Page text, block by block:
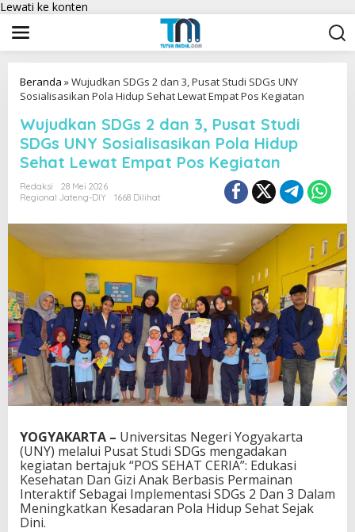
Lewati ke konten
Beranda »Wujudkan SDGs 2 dan 3, Pusat Studi SDGs UNY
Sosialisasikan Pola Hidup Sehat Lewat Empat Pos Kegiatan
Wujudkan SDGs 2 dan 3, Pusat Studi
SDGs UNY Sosialisasikan Pola Hidup
Sehat Lewat Empat Pos Kegiatan
Redaksi
28 Mei 2026
Regional Jateng-DIY
1668 Dilihat
YOGYAKARTA – Universitas Negeri Yogyakarta
(UNY) melalui Pusat Studi SDGs mengadakan
kegiatan bertajuk “POS SEHAT CERIA”: Edukasi
Kesehatan Dan Gizi Anak Berbasis Permainan
Interaktif Sebagai Implementasi SDGs 2 Dan 3 Dalam
Meningkatkan Kesadaran Pola Hidup Sehat Sejak
Dini.